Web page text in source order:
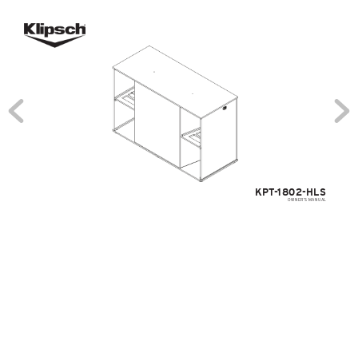
KPT-1802-HLS
OWNER’S MANUAL